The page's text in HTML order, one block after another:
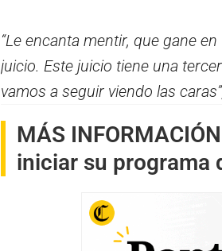
“Le encanta mentir, que gane
juicio. Este juicio tiene una
vamos a seguir viendo las
MÁS
iniciar su programa